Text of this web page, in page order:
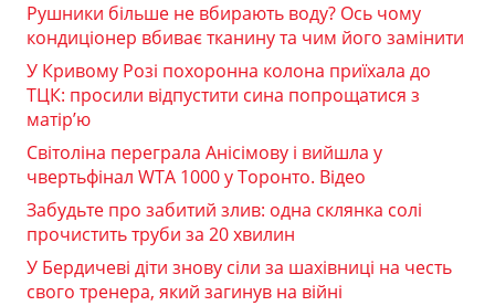
Рушники більше не вбирають воду? Ось чому
кондиціонер вбиває тканину та чим його замінити
У Кривому Розі похоронна колона приїхала до
ТЦК: просили відпустити сина попрощатися з
матір’ю
Світоліна переграла Анісімову і вийшла у
чвертьфінал WTA 1000 у Торонто. Відео
Забудьте про забитий злив: одна склянка солі
прочистить труби за 20 хвилин
У Бердичеві діти знову сіли за шахівниці на честь
свого тренера, який загинув на війні